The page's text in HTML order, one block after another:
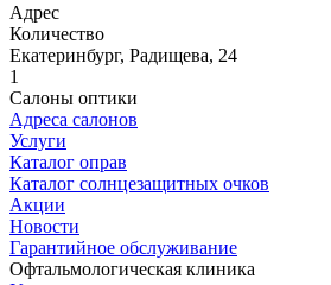
Адрес
Количество
Екатеринбург, Радищева, 24
1
Салоны оптики
Адреса салонов
Услуги
Каталог оправ
Каталог солнцезащитных очков
Акции
Новости
Гарантийное обслуживание
Офтальмологическая клиника